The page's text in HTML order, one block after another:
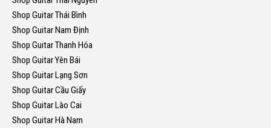
Shop Guitar Thái Bình
Shop Guitar Nam Định
Shop Guitar Thanh Hóa
Shop Guitar Yên Bái
Shop Guitar Lạng Sơn
Shop Guitar Cầu Giấy
Shop Guitar Lào Cai
Shop Guitar Hà Nam